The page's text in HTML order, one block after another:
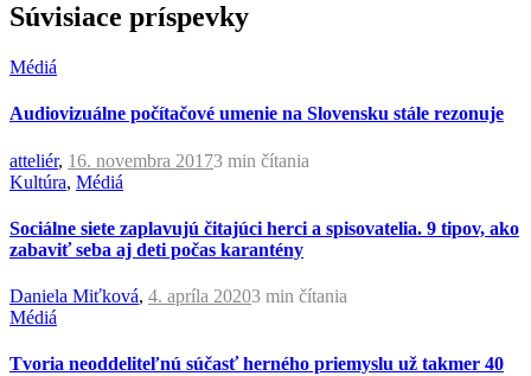
Súvisiace príspevky
Médiá
Audiovizuálne počítačové umenie na Slovensku stále rezonuje
atteliér, 16. novembra 20173 min čítania
Kultúra, Médiá
Sociálne siete zaplavujú čitajúci herci a spisovatelia. 9 tipov, ako
zabaviť seba aj deti počas karantény
Daniela Miťková, 4. apríla 20203 min čítania
Médiá
Tvoria neoddeliteľnú súčasť herného priemyslu už takmer 40